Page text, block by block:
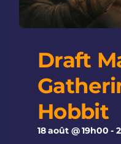
Draft
Hobbit
18 août @ 19h00 -